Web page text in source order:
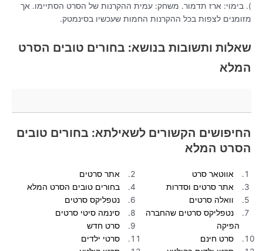
). בימוי: ארז תדמור. משחק: עמית ההקרנות של הסרט הסתיימו. אך
מזומנים לצפות בכל ההקרנות החמות שעכשיו בסינמטק.
שאלות ותשובות בנושא: בחורים טובים הסרט
המלא
החיפושים הקשורים לשאילתא: בחורים טובים
הסרט המלא
אווטאר סרט
אתר סרטים
אתר סרטים וסדרות
בחורים טובים הסרט המלא
וואלה סרטים
נטפליקס סרטים
נטפליקס סרטים שהחברה
הפיקה
סינמה סיטי סרטים
סרט חדש
סרט חינם
סרטי ילדים